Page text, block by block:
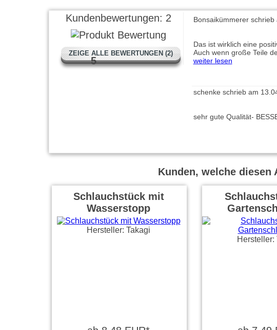
Kundenbewertungen: 2
5
ZEIGE ALLE BEWERTUNGEN (2)
Bonsaikümmerer
Das ist wirklich eine
Auch wenn große Teile
weiter lesen
schenke schrieb am
sehr gute Qualität-
Kunden, welche
Schlauchstück mit
Wasserstopp
Hersteller: Takagi
Hersteller: